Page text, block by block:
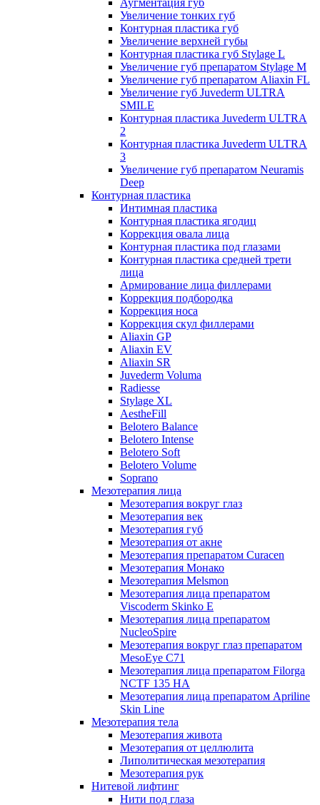
Аугментация губ
Увеличение тонких губ
Контурная пластика губ
Увеличение верхней губы
Контурная пластика губ Stylage L
Увеличение губ препаратом Stylage M
Увеличение губ препаратом Aliaxin FL
Увеличение губ Juvederm ULTRA
SMILE
Контурная пластика Juvederm ULTRA
2
Контурная пластика Juvederm ULTRA
3
Увеличение губ препаратом Neuramis
Deep
Контурная пластика
Интимная пластика
Контурная пластика ягодиц
Коррекция овала лица
Контурная пластика под глазами
Контурная пластика средней трети
лица
Армирование лица филлерами
Коррекция подбородка
Коррекция носа
Коррекция скул филлерами
Aliaxin GP
Aliaxin EV
Aliaxin SR
Juvederm Voluma
Radiesse
Stylage XL
AestheFill
Belotero Balance
Belotero Intense
Belotero Soft
Belotero Volume
Soprano
Мезотерапия лица
Мезотерапия вокруг глаз
Мезотерапия век
Мезотерапия губ
Мезотерапия от акне
Мезотерапия препаратом Curacen
Мезотерапия Монако
Мезотерапия Melsmon
Мезотерапия лица препаратом
Viscoderm Skinko E
Мезотерапия лица препаратом
NucleoSpire
Мезотерапия вокруг глаз препаратом
MesoEye С71
Мезотерапия лица препаратом Filorga
NCTF 135 HA
Мезотерапия лица препаратом Apriline
Skin Line
Мезотерапия тела
Мезотерапия живота
Мезотерапия от целлюлита
Липолитическая мезотерапия
Мезотерапия рук
Нитевой лифтинг
Нити под глаза